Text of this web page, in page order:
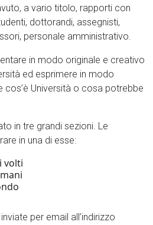
a vario titolo, rapporti con
dottorandi, assegnisti,
personale amministrativo.
in modo originale e creativo
ed esprimere in modo
Università o cosa potrebbe
in tre grandi sezioni. Le
in una di esse:
volti
per email all’indirizzo